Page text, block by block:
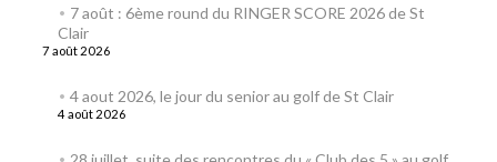
7 août : 6ème round du RINGER SCORE 2026 de St
Clair
7 août 2026
4 aout 2026, le jour du senior au golf de St Clair
4 août 2026